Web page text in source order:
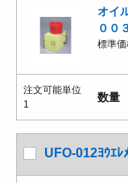
オイ
００
標準価
注文可能単位
1
数量
UFO-012ﾖｳｴﾚ